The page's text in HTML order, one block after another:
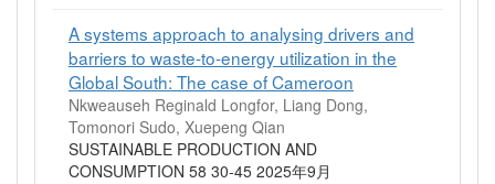
A systems approach to analysing drivers and
barriers to waste-to-energy utilization in the
Global South: The case of Cameroon
Nkweauseh Reginald Longfor, Liang Dong,
Tomonori Sudo, Xuepeng Qian
SUSTAINABLE PRODUCTION AND
CONSUMPTION 58 30-45 2025年9月